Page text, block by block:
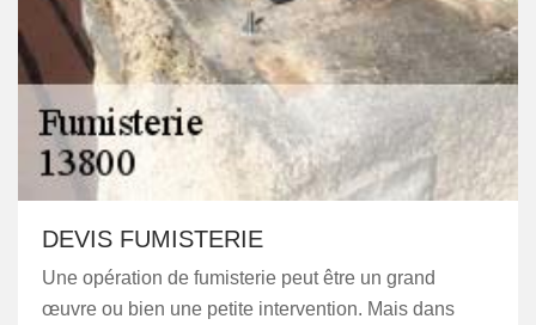
DEVIS FUMISTERIE
Une opération de fumisterie peut être un grand
œuvre ou bien une petite intervention. Mais dans